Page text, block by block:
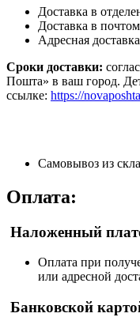
Доставка в
Доставка в
Адресная
Сроки доставки:
Пошта» в ваш город.
ссылке: https://
Самовывоз из
Оплата:
Наложенный
Оплата при
или адресной
Банковской